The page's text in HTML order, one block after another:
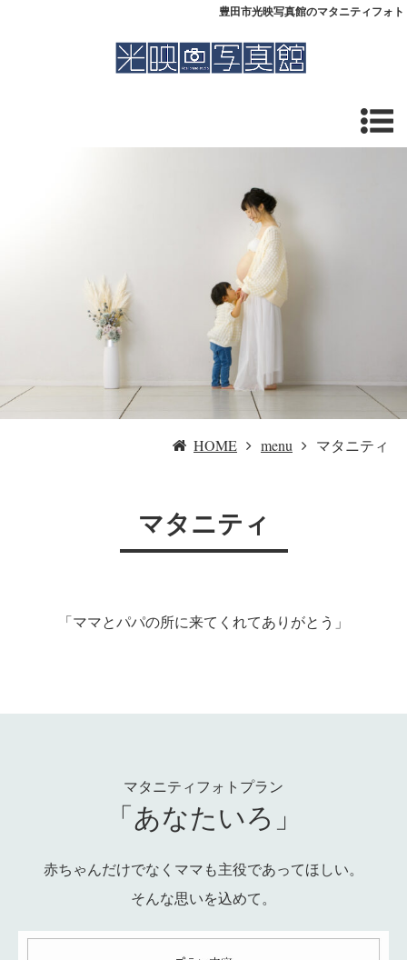
豊田市光映写真館のマタニティフォト
HOME menu マタニティ
マタニティ
「ママとパパの所に来てくれてありがとう」
マタニティフォトプラン
「あなたいろ」
赤ちゃんだけでなくママも主役であってほしい。
そんな思いを込めて。